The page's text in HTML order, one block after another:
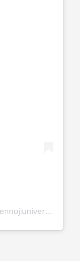
四天王寺大学／Shitennoji University(@shitennojiuniversity)がシェアした投稿